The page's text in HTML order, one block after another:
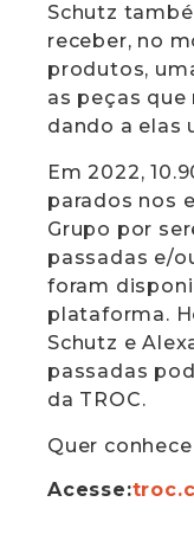
Schutz
receber, no
produtos,
as peças que
dando a elas
Em 2022,
parados nos
Grupo por
passadas e/
foram
plataforma.
Schutz e
passadas
da TROC.
Quer
Acesse: